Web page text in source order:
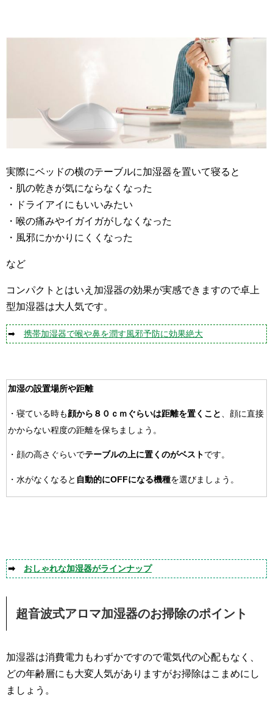
実際にベッドの横のテーブルに加湿器を置いて寝ると
・肌の乾きが気にならなくなった
・ドライアイにもいいみたい
・喉の痛みやイガイガがしなくなった
・風邪にかかりにくくなった
など
コンパクトとはいえ加湿器の効果が実感できますので卓上
型加湿器は大人気です。
➡ 携帯加湿器で喉や鼻を潤す風邪予防に効果絶大
加湿の設置場所や距離
・寝ている時も 顔から８０ｃｍぐらいは距離を置くこと
、顔に直接
かからない程度の距離を保ちましょう。
・顔の高さぐらいでテーブルの上に置くのがベスト です。
・水がなくなると 自動的にOFFになる機種を選びましょう。
➡ おしゃれな加湿器がラインナップ
超音波式アロマ加湿器のお掃除のポイント
加湿器は消費電力もわずかですので電気代の心配もなく、
どの年齢層にも大変人気がありますがお掃除はこまめにし
ましょう。